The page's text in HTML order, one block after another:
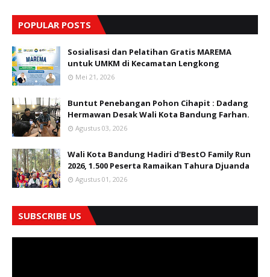
POPULAR POSTS
Sosialisasi dan Pelatihan Gratis MAREMA
untuk UMKM di Kecamatan Lengkong
Mei 21, 2026
Buntut Penebangan Pohon Cihapit : Dadang
Hermawan Desak Wali Kota Bandung Farhan.
Agustus 03, 2026
Wali Kota Bandung Hadiri d'BestO Family Run
2026, 1.500 Peserta Ramaikan Tahura Djuanda
Agustus 01, 2026
SUBSCRIBE US